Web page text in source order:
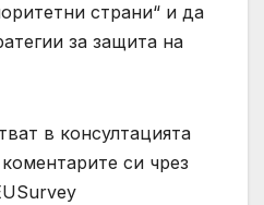
страни“ и да
за защита на
в консултацията
си чрез